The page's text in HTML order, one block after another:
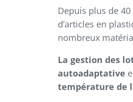
Depuis plus de
d’articles en
nombreux
La gestion des
autoadaptative
température de